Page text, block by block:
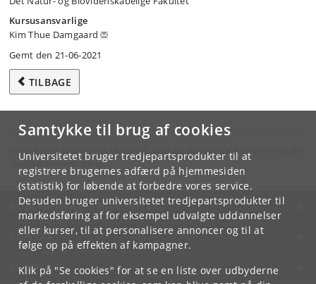
Samtykke til brug af cookies
Universitetet bruger tredjepartsprodukter til at
registrere brugernes adfærd på hjemmesiden
(statistik) for løbende at forbedre vores service.
Desuden bruger universitetet tredjepartsprodukter til
markedsføring af for eksempel udvalgte uddannelser
eller kurser, til at personalisere annoncer og til at
følge op på effekten af kampagner.
Klik på "Se cookies" for at se en liste over udbyderne
Kursusansvarlige
Kim Thue Damgaard
Gemt den 21-06-2021
TILBAGE
Hvis du har spørgsmål til kurset, skal du henvende dig til din lokale
studieadministration.
KØBENHAVNS UNIVERSITET
KONTAKT
SERVICES